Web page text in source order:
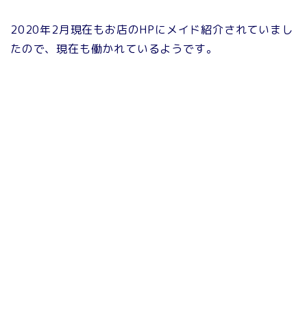
2020年2月現在もお店のHPにメイド紹介されていまし
たので、現在も働かれているようです。